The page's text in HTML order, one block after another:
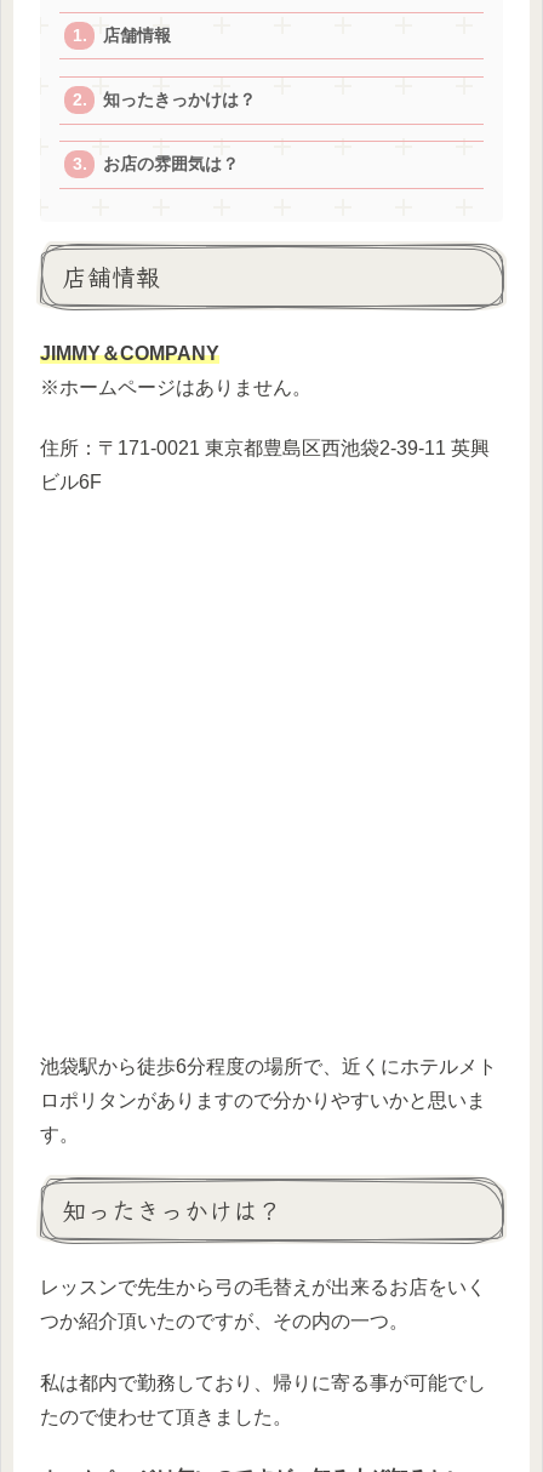
店舗情報
知ったきっかけは？
お店の雰囲気は？
店舗情報
JIMMY＆COMPANY
※ホームページはありません。
住所：〒171-0021 東京都豊島区西池袋2-39-11 英興
ビル6F
池袋駅から徒歩6分程度の場所で、近くにホテルメト
ロポリタンがありますので分かりやすいかと思いま
す。
知ったきっかけは？
レッスンで先生から弓の毛替えが出来るお店をいく
つか紹介頂いたのですが、その内の一つ。
私は都内で勤務しており、帰りに寄る事が可能でし
たので使わせて頂きました。